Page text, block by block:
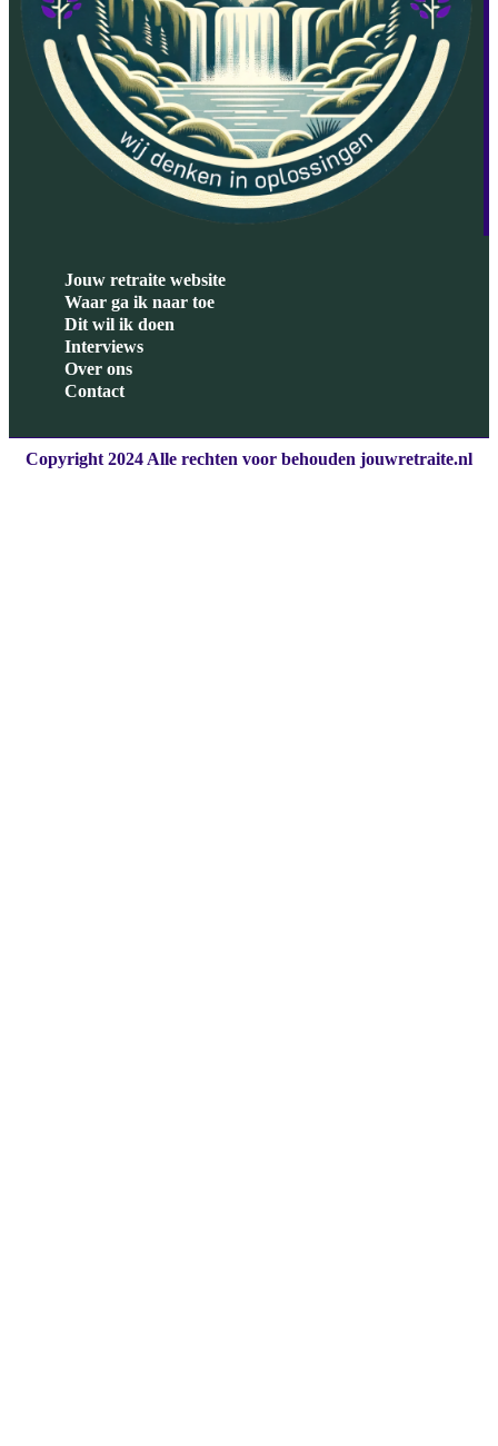
Jouw retraite website
Waar ga ik naar toe
Dit wil ik doen
Interviews
Over ons
Contact
Copyright 2024 Alle rechten voor behouden jouwretraite.nl